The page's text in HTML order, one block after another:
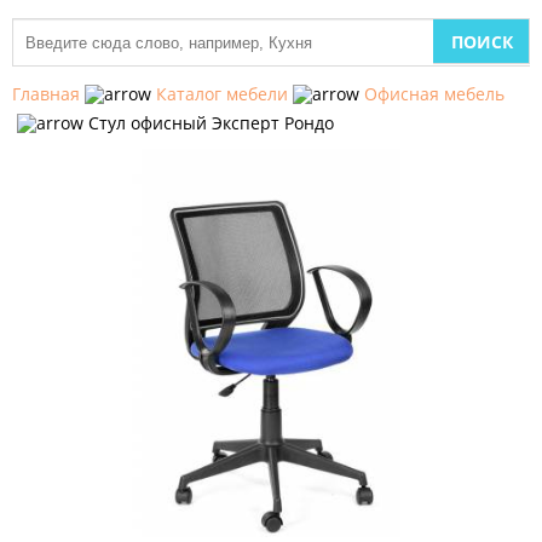
Главная Каталог мебели
Офисная мебель
Стул офисный Эксперт Рондо
МЕБЕЛЬ
КУХНИ